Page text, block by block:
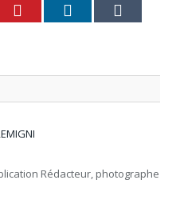
Pinterest
LinkedIn
Rédacteur, photographe